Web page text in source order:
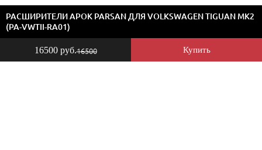
16500 руб.16500 Купить
РАСШИРИТЕЛИ АРОК PARSAN ДЛЯ VOLKSWAGEN TIGUAN MK2
(PA-VWTII-RA01)